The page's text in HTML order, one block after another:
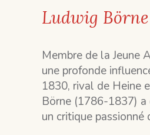
Ludwig Börne
Membre de la Jeune
une profonde
1830, rival de Heine
Börne (1786-1837)
un critique